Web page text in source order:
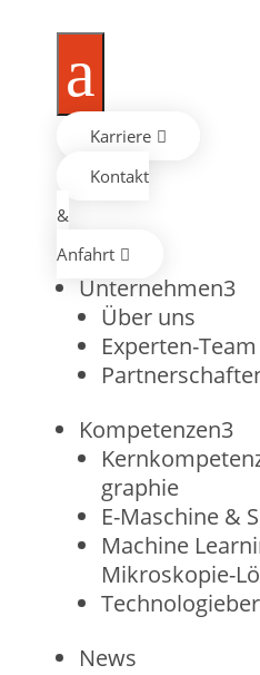
a
Karriere 
Kontakt
&
Anfahrt 
Unternehmen3
Über uns
Experten-Team
Kompetenzen3
graphie
E-Maschine &
Machine
Mikroskopie-
News